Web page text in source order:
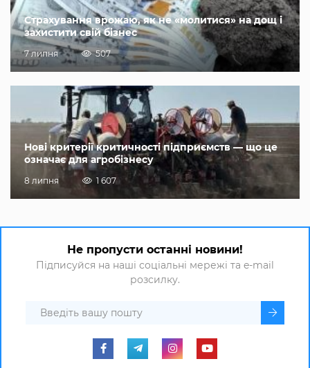
Страхування врожаю, як не «молитися» на дощ і
захистити свій бізнес
7 липня 507
Нові критерії критичності підприємств — що це
означає для агробізнесу
8 липня 1 607
Не пропусти останні новини!
Підписуйся на наші соціальні мережі та e-mail
розсилку.